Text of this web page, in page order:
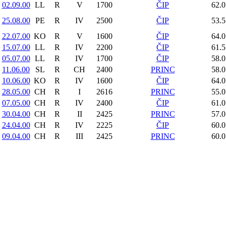
02.09.00 LL R V 1700 ČIP
62.0
25.08.00
PE R IV 2500 ČIP
53.5
22.07.00 KO R V 1600 ČIP
64.0
15.07.00 LL R IV 2200 ČIP
61.5
05.07.00 LL R IV 1700 ČIP
58.0
11.06.00
SL R CH 2400 PRINC
58.0
10.06.00 KO R IV 1600 ČIP
64.0
28.05.00 CH R I 2616 PRINC
55.0
07.05.00 CH R IV 2400 ČIP
61.0
30.04.00 CH R II 2425 PRINC
57.0
24.04.00 CH R IV 2225 ČIP
60.0
09.04.00 CH R III 2425 PRINC 60.0